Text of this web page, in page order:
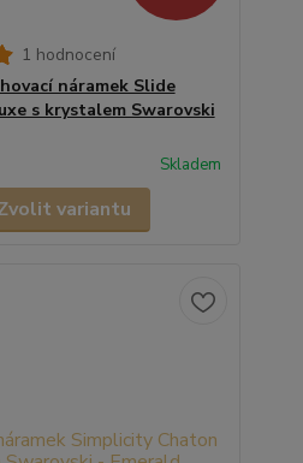
1 hodnocení
náramek Slide
s krystalem Swarovski
Skladem
variantu